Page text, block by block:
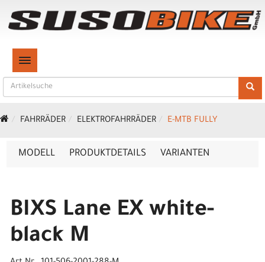
TOGGLE NAVIGATION
FAHRRÄDER ELEKTROFAHRRÄDER E-MTB FULLY
MODELL PRODUKTDETAILS VARIANTEN
BIXS Lane EX white-
black M